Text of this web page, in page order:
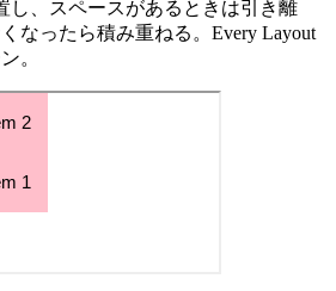
し、スペースがあるときは引き離
なったら積み重ねる。Every Layout
。